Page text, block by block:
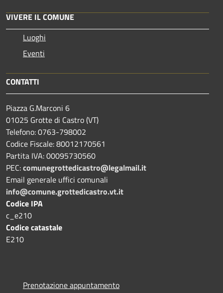
VIVERE IL COMUNE
Luoghi
Eventi
CONTATTI
Piazza G.Marconi 6
01025 Grotte di Castro (VT)
Telefono: 0763-798002
Codice Fiscale: 80012170561
Partita IVA: 00095730560
PEC:comunegrottedicastro@legalmail.it
Email generale uffici comunali
info@comune.grottedicastro.vt.it
Codice IPA
c_e210
Codice catastale
E210
Prenotazione appuntamento